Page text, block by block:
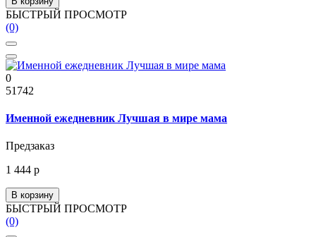
БЫСТРЫЙ ПРОСМОТР
(0)
0
51742
Именной ежедневник Лучшая в мире мама
Предзаказ
1 444 р
В корзину
БЫСТРЫЙ ПРОСМОТР
(0)